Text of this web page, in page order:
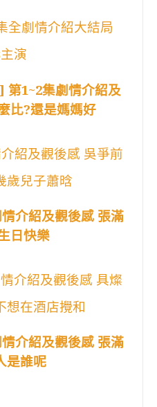
全劇情介紹大結局
演
第1~2集劇情介紹及
比?還是媽媽好
紹及觀後感 吳爭前
歲兒子蕭晗
介紹及觀後感 張滿
日快樂
介紹及觀後感 具燦
想在酒店攪和
介紹及觀後感 張滿
是誰呢